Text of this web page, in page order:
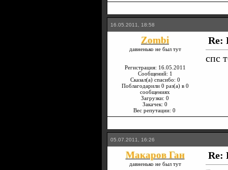
16.05.2011, 18:58
Zombi
давненько не был тут
Регистрация: 16.05.2011
Сообщений: 1
Сказал(а) спасибо: 0
Поблагодарили 0 раз(а) в 0
сообщениях
Загрузки: 0
Закачек: 0
Вес репутации: 0
Re:
спс
05.07.2011, 16:26
Макаров Ган
давненько не был тут
Re: